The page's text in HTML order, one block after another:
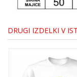
DRUGI IZDELKI V